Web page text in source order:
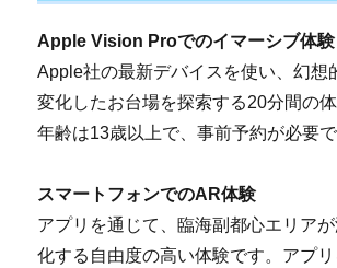
Apple Vision Proでのイマーシブ体験
Apple社の最新デバイスを使い、幻想
変化したお台場を探索する20分間の
年齢は13歳以上で、事前予約が必要で
スマートフォンでのAR体験
アプリを通じて、臨海副都心エリア
化する自由度の高い体験です。アプ